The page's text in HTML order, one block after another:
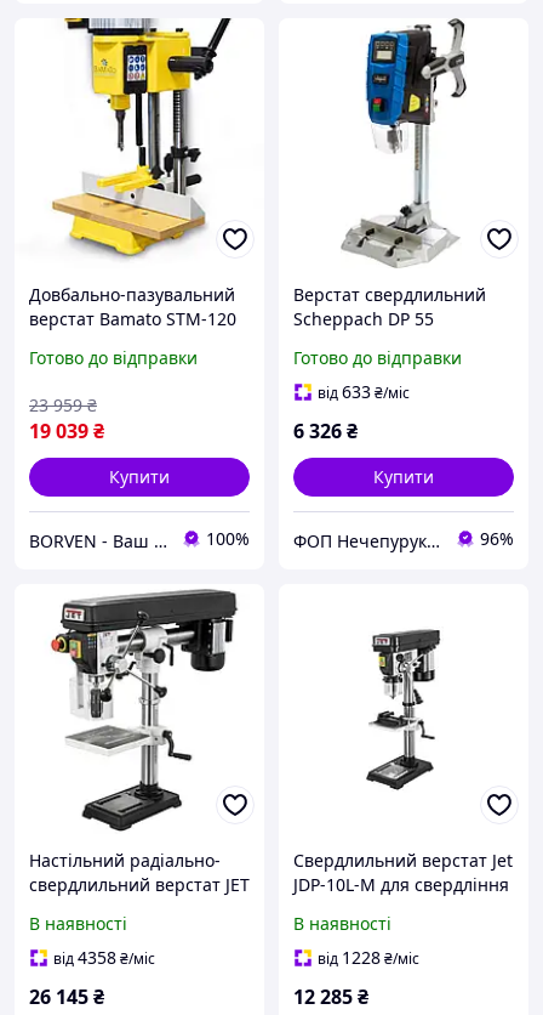
Довбально-пазувальний
верстат Bamato STM-120
Готово до відправки
19 039₴
23 959 ₴
Купити
BORVEN - Ваш надійний постачальник техніки, обладнання та інструменту 100%
Верстат свердлильний
Scheppach DP 55
Готово до відправки
від633₴/міс
6 326₴
Купити
ФОП Нечепурук Олександра Віталіївна 96%
Настільний радіально-
свердлильний верстат JET
покажчиком осі
свердління
В наявності
від4358₴/міс
26 145₴
Свердлильний верстат Jet
JDP-10L-M для свердління
деревини, пластику та
металу
В наявності
від 1228₴/міс
12 285₴